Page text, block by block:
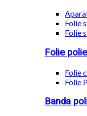
Folie
Folie
Folie
Folie
Folie
Banda